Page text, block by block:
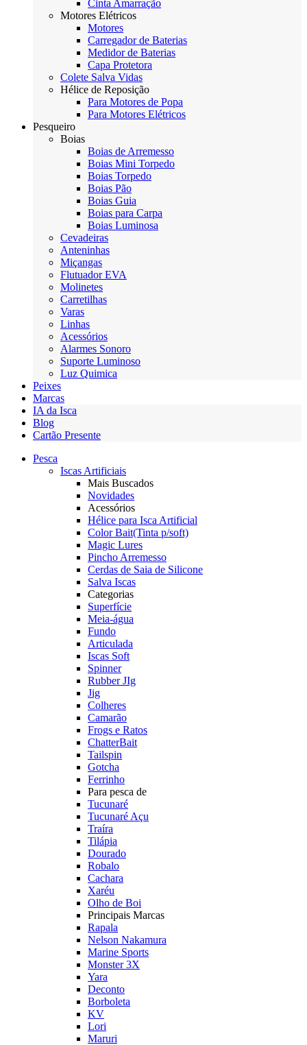
Cinta Amarração
Motores Elétricos
Motores
Carregador de Baterias
Medidor de Baterias
Capa Protetora
Colete Salva Vidas
Hélice de Reposição
Para Motores de Popa
Para Motores Elétricos
Pesqueiro
Boias
Boias de Arremesso
Boias Mini Torpedo
Boias Torpedo
Boias Pão
Boias Guia
Boias para Carpa
Boias Luminosa
Cevadeiras
Anteninhas
Miçangas
Flutuador EVA
Molinetes
Carretilhas
Varas
Linhas
Acessórios
Alarmes Sonoro
Suporte Luminoso
Luz Quimica
Peixes
Marcas
IA da Isca
Blog
Cartão Presente
Pesca
Iscas Artificiais
Mais Buscados
Novidades
Acessórios
Hélice para Isca Artificial
Color Bait(Tinta p/soft)
Magic Lures
Pincho Arremesso
Cerdas de Saia de Silicone
Salva Iscas
Categorias
Superfície
Meia-água
Fundo
Articulada
Iscas Soft
Spinner
Rubber JIg
Jig
Colheres
Camarão
Frogs e Ratos
ChatterBait
Tailspin
Gotcha
Ferrinho
Para pesca de
Tucunaré
Tucunaré Açu
Traíra
Tilápia
Dourado
Robalo
Cachara
Xaréu
Olho de Boi
Principais Marcas
Rapala
Nelson Nakamura
Marine Sports
Monster 3X
Yara
Deconto
Borboleta
KV
Lori
Maruri